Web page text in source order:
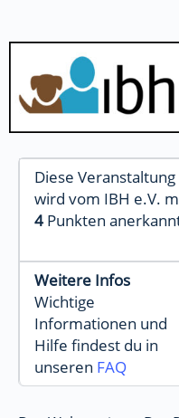
Diese Veranstaltung
wird vom IBH e.V.
4 Punkten
Weitere Infos
Wichtige
Informationen und
Hilfe findest du in
unseren FAQ